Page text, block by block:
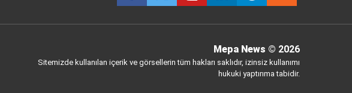
Mepa News © 2026
Sitemizde kullanılan içerik ve görsellerin tüm hakları saklıdır, izinsiz kullanımı
hukuki yaptırıma tabidir.